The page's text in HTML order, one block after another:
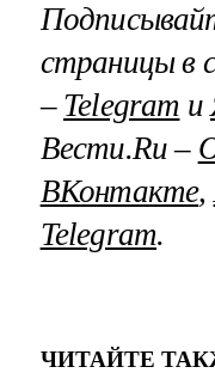
страницы в
– Telegram и
Вести.Ru –
ВКонтакте,
Telegram.
ЧИТАЙТЕ